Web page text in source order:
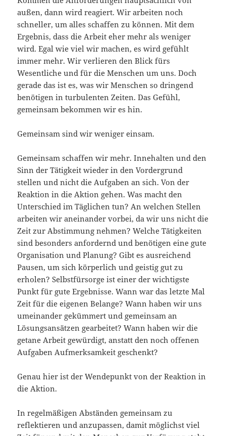
außen, dann wird reagiert. Wir arbeiten noch
schneller, um alles schaffen zu können. Mit dem
Ergebnis, dass die Arbeit eher mehr als weniger
wird. Egal wie viel wir machen, es wird gefühlt
immer mehr. Wir verlieren den Blick fürs
Wesentliche und für die Menschen um uns. Doch
gerade das ist es, was wir Menschen so dringend
benötigen in turbulenten Zeiten. Das Gefühl,
gemeinsam bekommen wir es hin.
Gemeinsam sind wir weniger einsam.
Gemeinsam schaffen wir mehr. Innehalten und den
Sinn der Tätigkeit wieder in den Vordergrund
stellen und nicht die Aufgaben an sich. Von der
Reaktion in die Aktion gehen. Was macht den
Unterschied im Täglichen tun? An welchen Stellen
arbeiten wir aneinander vorbei, da wir uns nicht die
Zeit zur Abstimmung nehmen? Welche Tätigkeiten
sind besonders anfordernd und benötigen eine gute
Organisation und Planung? Gibt es ausreichend
Pausen, um sich körperlich und geistig gut zu
erholen? Selbstfürsorge ist einer der wichtigste
Punkt für gute Ergebnisse. Wann war das letzte Mal
Zeit für die eigenen Belange? Wann haben wir uns
umeinander gekümmert und gemeinsam an
Lösungsansätzen gearbeitet? Wann haben wir die
getane Arbeit gewürdigt, anstatt den noch offenen
Aufgaben Aufmerksamkeit geschenkt?
Genau hier ist der Wendepunkt von der Reaktion in
die Aktion.
In regelmäßigen Abständen gemeinsam zu
reflektieren und anzupassen, damit möglichst viel